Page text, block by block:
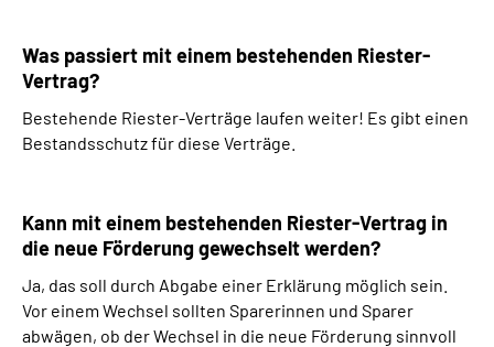
Was passiert mit einem bestehenden Riester-
Vertrag?
Bestehende Riester-Verträge laufen weiter! Es gibt einen
Bestandsschutz für diese Verträge.
Kann mit einem bestehenden Riester-Vertrag in
die neue Förderung gewechselt werden?
Ja, das soll durch Abgabe einer Erklärung möglich sein.
Vor einem Wechsel sollten Sparerinnen und Sparer
abwägen, ob der Wechsel in die neue Förderung sinnvoll